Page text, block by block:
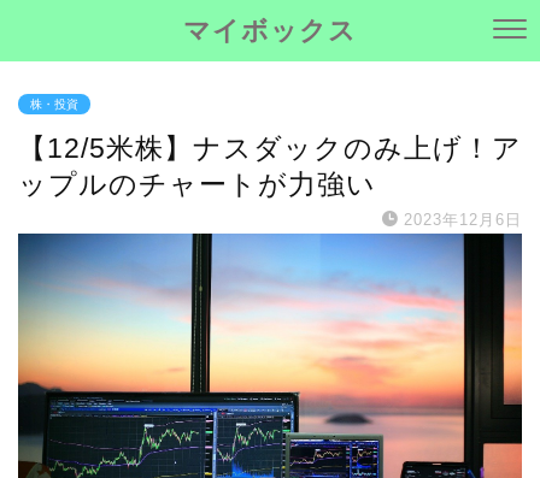
マイボックス
株・投資
【12/5米株】ナスダックのみ上げ！ア
ップルのチャートが力強い
2023年12月6日